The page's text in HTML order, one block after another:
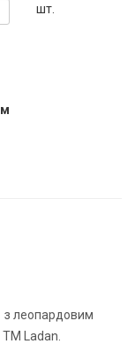
шт.
з леопардовим
ТМ Ladan.